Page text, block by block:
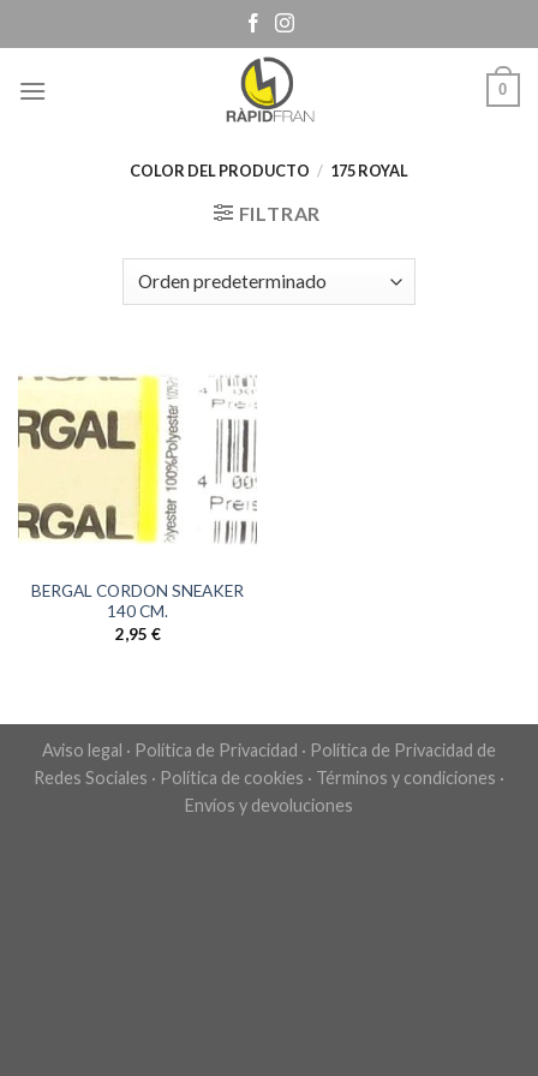
to
0
COLOR DEL PRODUCTO / 175 ROYAL
FILTRAR
BERGAL CORDON SNEAKER
140 CM.
2,95 €
Aviso legal · Política de Privacidad · Política de Privacidad de
Redes Sociales · Política de cookies · Términos y condiciones ·
Envíos y devoluciones